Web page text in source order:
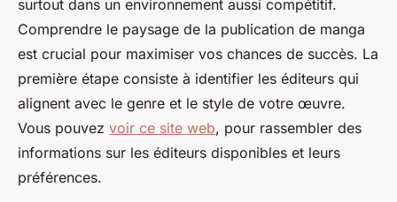
surtout dans un environnement aussi compétitif.
Comprendre le paysage de la publication de manga
est crucial pour maximiser vos chances de succès. La
première étape consiste à identifier les éditeurs qui
alignent avec le genre et le style de votre œuvre.
Vous pouvez voir ce site web, pour rassembler des
informations sur les éditeurs disponibles et leurs
préférences.